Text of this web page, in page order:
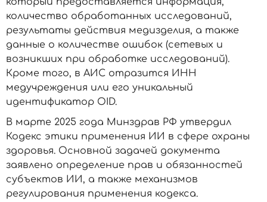
количество обработанных исследований,
результаты действия медизделия, а также
данные о количестве ошибок (сетевых и
возникших при обработке исследований).
Кроме того, в АИС отразится ИНН
медучреждения или его уникальный
идентификатор OID.
В марте 2025 года Минздрав РФ утвердил
Кодекс этики применения ИИ в сфере охраны
здоровья. Основной задачей документа
заявлено определение прав и обязанностей
субъектов ИИ, а также механизмов
регулирования применения кодекса.